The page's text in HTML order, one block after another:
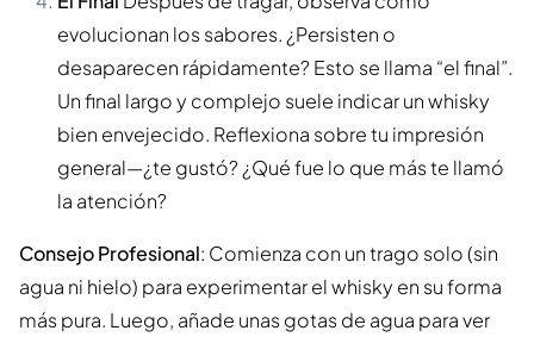
evolucionan los sabores. ¿Persisten o
desaparecen rápidamente? Esto se llama “el final”.
Un final largo y complejo suele indicar un whisky
bien envejecido. Reflexiona sobre tu impresión
general—¿te gustó? ¿Qué fue lo que más te llamó
la atención?
Consejo Profesional: Comienza con un trago solo (sin
agua ni hielo) para experimentar el whisky en su forma
más pura. Luego, añade unas gotas de agua para ver